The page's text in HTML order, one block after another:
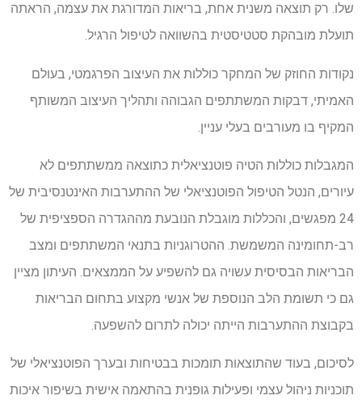
שלו. רק תוצאה משנית אחת, בריאות המדורגת את עצמה, הראתה
תועלת מובהקת סטטיסטית בהשוואה לטיפול הרגיל.
נקודות החוזק של המחקר כוללות את העיצוב הפרגמטי, בעולם
האמיתי, דבקות המשתתפים הגבוהה ותהליך העיצוב המשותף
המקיף בו מעורבים בעלי עניין.
המגבלות כוללות הטיה פוטנציאלית כתוצאה ממשתתפים לא
עיורים, הנטל הטיפול הפוטנציאלי של ההתערבות האינטנסיבית של
24 מפגשים, והכללות מוגבלת הנובעת מההגדרה הספציפית של
רב-תחומינה המשמשת. ההטרוגניות בתנאי המשתתפים ומצב
הבריאות הבסיסית עשויה גם להשפיע על הממצאים. העיתון מציין
גם כי תשומת הלב הנוספת של אנשי מקצוע בתחום הבריאות
בקבוצת ההתערבות הייתה יכולה לתרום להשפעה.
לסיכום, בעוד שהתוצאות תומכות בבטיחות ובערך הפוטנציאלי של
תוכניות ניהול עצמי ופעילות גופנית בהתאמה אישית בשיפור איכות